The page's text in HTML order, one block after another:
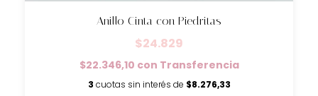
Anillo Cinta con Piedritas
$24.829
$22.346,10 con Transferencia
3 cuotas sin interés de $8.276,33